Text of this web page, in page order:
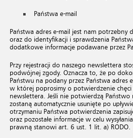
Państwa e-mail
Państwa adres e-mail jest nam potrzebny
oraz do identyfikacji i sprawdzenia
dodatkowe informacje podawane przez
Przy rejestracji do naszego newslettera
podwójnej zgody. Oznacza to, że po
Państwu na podany przez Państwa adres
w której poprosimy o potwierdzenie chęci
newslettera. Jeśli nie potwierdzą Państwo
zostaną automatycznie usunięte po
otrzymaniu Państwa potwierdzenia
oraz pozostałe informacje w celu
prawną stanowi art. 6 ust. 1 lit. a) RODO.